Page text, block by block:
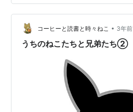
コーヒーと読書と時々ねこ • 3年前
うちのねこたちと兄弟たち②